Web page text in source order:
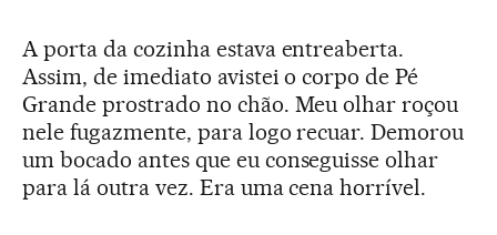
A porta da cozinha estava entreaberta.
Assim, de imediato avistei o corpo de Pé
Grande prostrado no chão. Meu olhar roçou
nele fugazmente, para logo recuar. Demorou
um bocado antes que eu conseguisse olhar
para lá outra vez. Era uma cena horrível.